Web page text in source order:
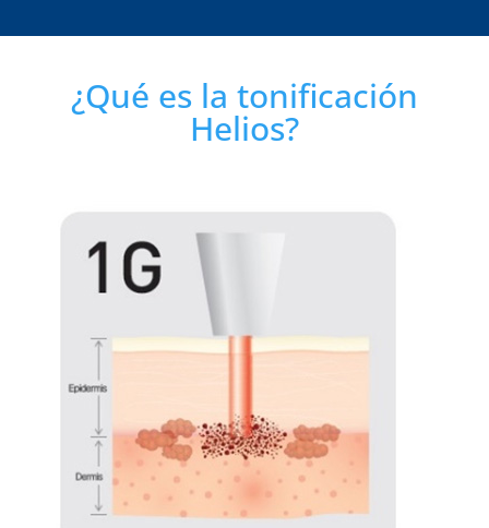
¿Qué es la tonificación
Helios?